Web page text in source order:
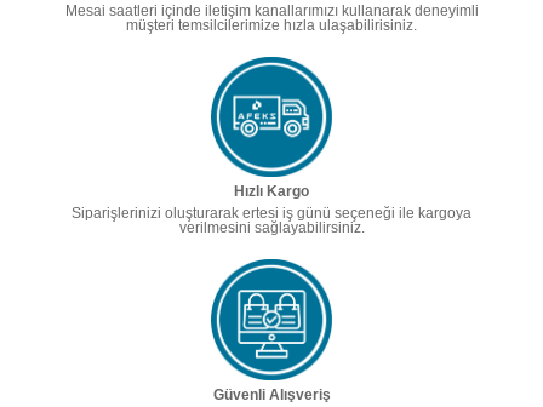
Mesai saatleri içinde iletişim kanallarımızı kullanarak deneyimli
müşteri temsilcilerimize hızla ulaşabilirisiniz.
Hızlı Kargo
Siparişlerinizi oluşturarak ertesi iş günü seçeneği ile kargoya
verilmesini sağlayabilirsiniz.
Güvenli Alışveriş